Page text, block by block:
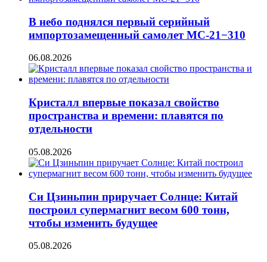
В небо поднялся первый серийный
импортозамещенный самолет МС-21−310
06.08.2026
Кристалл впервые показал свойство
пространства и времени: плавятся по
отдельности
05.08.2026
Си Цзиньпин приручает Солнце: Китай
построил супермагнит весом 600 тонн,
чтобы изменить будущее
05.08.2026